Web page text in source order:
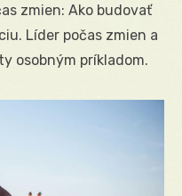
zmien: Ako budovať
Líder počas zmien a
osobným príkladom.